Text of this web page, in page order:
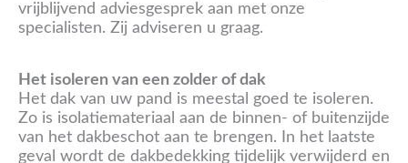
vrijblijvend adviesgesprek aan met onze
specialisten. Zij adviseren u graag.
Het isoleren van een zolder of dak
Het dak van uw pand is meestal goed te isoleren.
Zo is isolatiemateriaal aan de binnen- of buitenzijde
van het dakbeschot aan te brengen. In het laatste
geval wordt de dakbedekking tijdelijk verwijderd en